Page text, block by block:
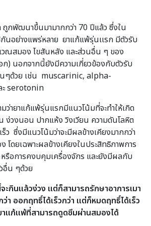
กพัฒนาขึ้นมามากกว่า 70 ปีแล้ว ซึ่งใน
นอย่างแพร่หลาย ยาแก้แพ้รุ่นเเรก มีตัวรับ
วณสมอง ไขสันหลัง และส่วนอื่น ๆ ของ
ก) นอกจากนี้ยังมีความเกี่ยวข้องกับตัวรับ
นๆด้วย เช่น muscarinic, alpha-
serotonin
ว่ายาแก้แพ้รุ่นแรกมีแนวโน้มที่จะทำให้เกิด
ง่วงนอน ปากแห้ง วิงเวียน ความดันโลหิต
ร็ว ซึ่งมีแนวโน้มว่าจะมีผลข้างเคียงมากกว่า
โดยเฉพาะผลข้างเคียงในประสิทธิภาพการ
รือการคงบคุมเครื่องจักร และยังมีผลกับ
อื่น ๆด้วย
ะกินแล้วง่วง แต่ก็สามารถรักษาอาการเมา
ว่า ออกฤทธิ์ได้เร็วกว่า แต่ก็หมดฤทธิ์ได้เร็ว
าแก้แพ้ที่สามารถดูดซึมผ่านสมองได้